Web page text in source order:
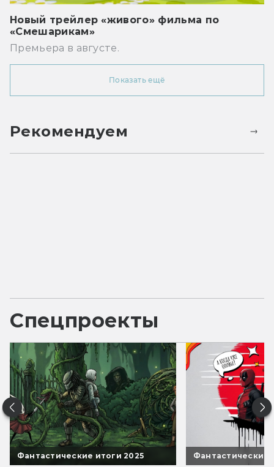
Новый трейлер «живого» фильма по
«Смешарикам»
Премьера в августе.
Показать ещё
Рекомендуем
Спецпроекты
Фантастические итоги 2025 Фантастические